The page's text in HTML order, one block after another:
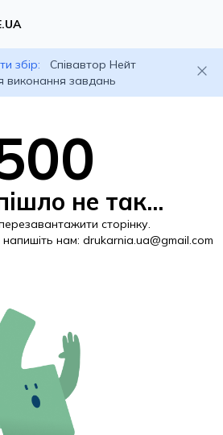
збір:
Співавтор Нейт
виконання завдань
не так...
сторінку.
нам: drukarnia.ua@gmail.com